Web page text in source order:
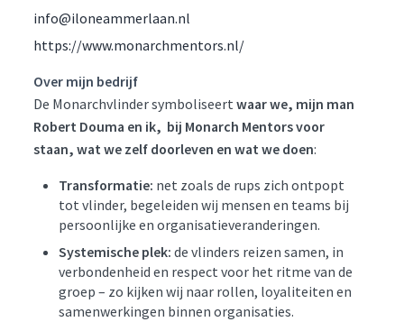
info@iloneammerlaan.nl
https://www.monarchmentors.nl/
Over mijn bedrijf
De Monarchvlinder symboliseert waar we, mijn man
Robert Douma en ik, bij Monarch Mentors voor
staan, wat we zelf doorleven en wat we doen:
Transformatie: net zoals de rups zich ontpopt
tot vlinder, begeleiden wij mensen en teams bij
persoonlijke en organisatieveranderingen.
Systemische plek: de vlinders reizen samen, in
verbondenheid en respect voor het ritme van de
groep – zo kijken wij naar rollen, loyaliteiten en
samenwerkingen binnen organisaties.